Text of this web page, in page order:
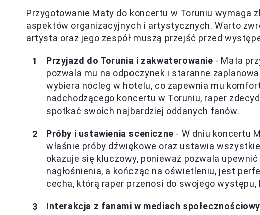
Przygotowanie Maty do koncertu w Toruniu wymaga
aspektów organizacyjnych i artystycznych. Warto
artysta oraz jego zespół muszą przejść przed
Przyjazd do Torunia i zakwaterowanie - Mata
pozwala mu na odpoczynek i staranne
wybiera nocleg w hotelu, co zapewnia mu
nadchodzącego koncertu w Toruniu, raper
spotkać swoich najbardziej oddanych fanów.
Próby i ustawienia sceniczne - W dniu koncertu
właśnie próby dźwiękowe oraz ustawia
okazuje się kluczowy, ponieważ pozwala
nagłośnienia, a kończąc na oświetleniu, jest
cecha, którą raper przenosi do swojego
Interakcja z fanami w mediach